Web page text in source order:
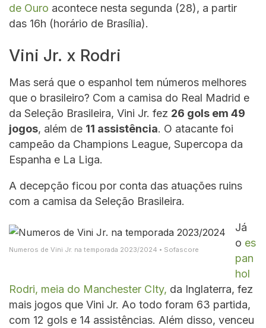
de Ouro acontece nesta segunda (28), a partir
das 16h (horário de Brasília).
Vini Jr. x Rodri
Mas será que o espanhol tem números melhores
que o brasileiro? Com a camisa do Real Madrid e
da Seleção Brasileira, Vini Jr. fez 26 gols em 49
jogos, além de 11 assistência. O atacante foi
campeão da Champions League, Supercopa da
Espanha e La Liga.
A decepção ficou por conta das atuações ruins
com a camisa da Seleção Brasileira.
Numeros de Vini Jr. na temporada 2023/2024 • Sofascore
Já
o es
pan
hol
Rodri, meia do Manchester CIty, da Inglaterra, fez
mais jogos que Vini Jr. Ao todo foram 63 partida,
com 12 gols e 14 assistências. Além disso, venceu